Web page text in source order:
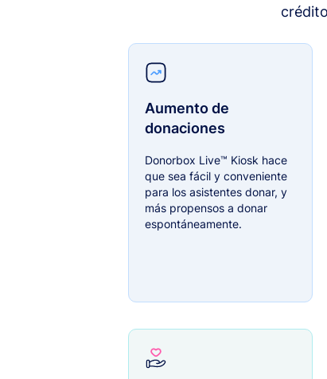
Aumento de
donaciones
Donorbox Live™ Kiosk hace
que sea fácil y conveniente
para los asistentes donar, y
más propensos a donar
espontáneamente.